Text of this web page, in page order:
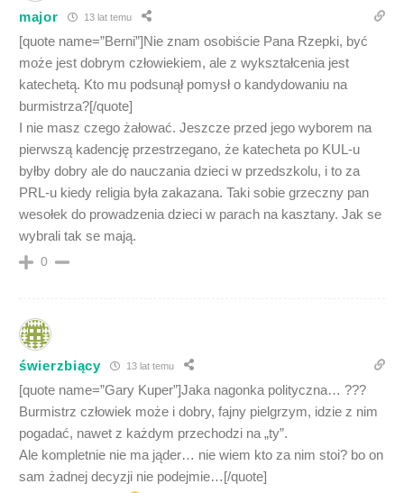
major 13 lat temu
[quote name=”Berni”]Nie znam osobiście Pana Rzepki, być
może jest dobrym człowiekiem, ale z wykształcenia jest
katechetą. Kto mu podsunął pomysł o kandydowaniu na
burmistrza?[/quote]
I nie masz czego żałować. Jeszcze przed jego wyborem na
pierwszą kadencję przestrzegano, że katecheta po KUL-u
byłby dobry ale do nauczania dzieci w przedszkolu, i to za
PRL-u kiedy religia była zakazana. Taki sobie grzeczny pan
wesołek do prowadzenia dzieci w parach na kasztany. Jak se
wybrali tak se mają.
0
świerzbiący 13 lat temu
[quote name=”Gary Kuper”]Jaka nagonka polityczna… ???
Burmistrz człowiek może i dobry, fajny pielgrzym, idzie z nim
pogadać, nawet z każdym przechodzi na „ty”.
Ale kompletnie nie ma jąder… nie wiem kto za nim stoi? bo on
sam żadnej decyzji nie podejmie…[/quote]